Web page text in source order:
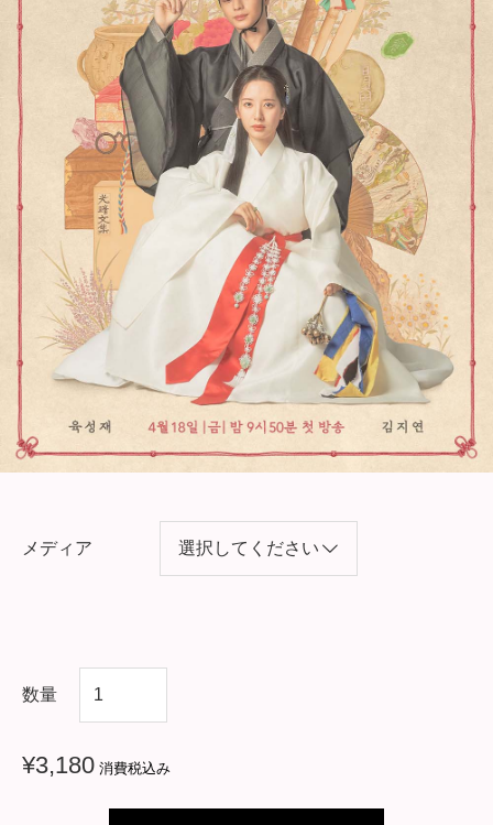
メディア
数量
国
ド
¥3,180 消費税込み